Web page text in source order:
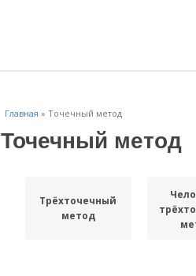
Главная » Точечный метод
Точечный метод
Трёхточечный
метод